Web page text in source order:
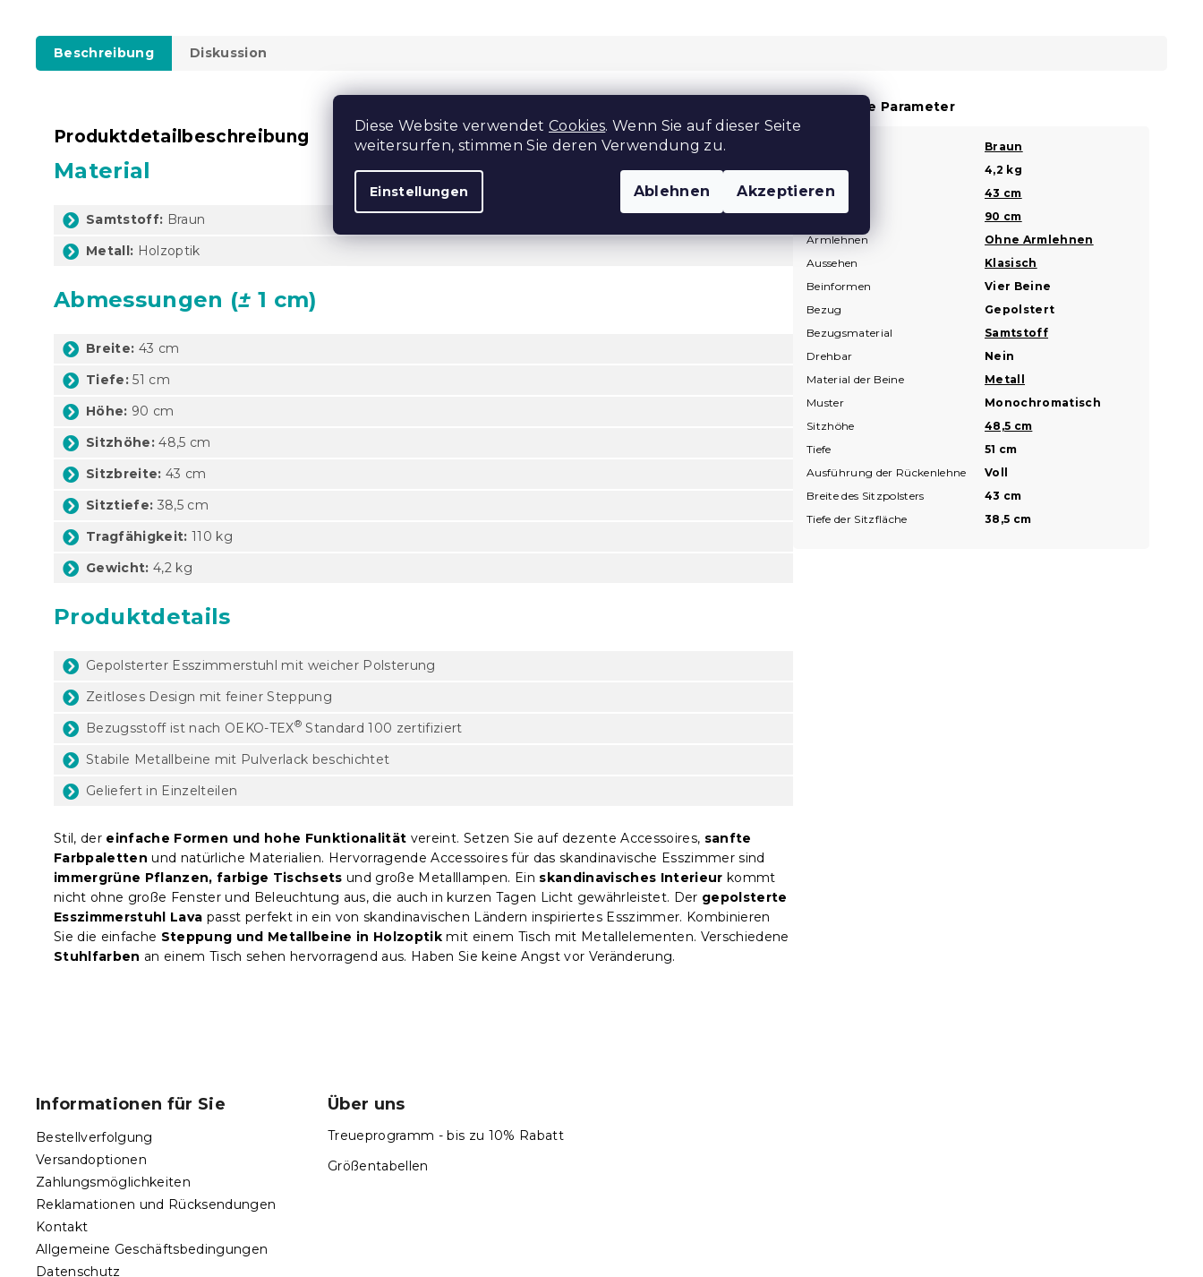
Diese Website verwendet Cookies. Wenn Sie auf dieser Seite
weitersurfen, stimmen Sie deren Verwendung zu.
Einstellungen Ablehnen Akzeptieren
Beschreibung Diskussion
Produktdetailbeschreibung
Material
Samtstoff: Braun
Metall: Holzoptik
Abmessungen (± 1 cm)
Breite: 43 cm
Tiefe: 51 cm
Höhe: 90 cm
Sitzhöhe: 48,5 cm
Sitzbreite: 43 cm
Sitztiefe: 38,5 cm
Tragfähigkeit: 110 kg
Gewicht: 4,2 kg
Produktdetails
Gepolsterter Esszimmerstuhl mit weicher Polsterung
Zeitloses Design mit feiner Steppung
Bezugsstoff ist nach OEKO-TEX® Standard 100 zertifiziert
Stabile Metallbeine mit Pulverlack beschichtet
Geliefert in Einzelteilen
Stil, der einfache Formen und hohe Funktionalität vereint. Setzen Sie auf dezente Accessoires, sanfte
Farbpaletten und natürliche Materialien. Hervorragende Accessoires für das skandinavische Esszimmer sind
immergrüne Pflanzen, farbige Tischsets und große Metalllampen. Ein skandinavisches Interieur kommt
nicht ohne große Fenster und Beleuchtung aus, die auch in kurzen Tagen Licht gewährleistet. Der gepolsterte
Esszimmerstuhl Lava passt perfekt in ein von skandinavischen Ländern inspiriertes Esszimmer. Kombinieren
Sie die einfache Steppung und Metallbeine in Holzoptik mit einem Tisch mit Metallelementen. Verschiedene
Stuhlfarben an einem Tisch sehen hervorragend aus. Haben Sie keine Angst vor Veränderung.
Zusätzliche Parameter
Braun
Gewicht
4,2 kg
? Breite
43 cm
Höhe
90 cm
Armlehnen
Ohne Armlehnen
Aussehen
Klasisch
Beinformen
Vier Beine
Bezug
Gepolstert
Bezugsmaterial
Samtstoff
Drehbar
Nein
Material der Beine
Metall
Muster
Monochromatisch
Sitzhöhe
48,5 cm
Tiefe
51 cm
Ausführung der Rückenlehne
Voll
Breite des Sitzpolsters
43 cm
Tiefe der Sitzfläche
38,5 cm
Informationen für Sie
Bestellverfolgung
Versandoptionen
Zahlungsmöglichkeiten
Reklamationen und Rücksendungen
Kontakt
Allgemeine Geschäftsbedingungen
Datenschutz
Über uns
Treueprogramm - bis zu 10% Rabatt
Größentabellen